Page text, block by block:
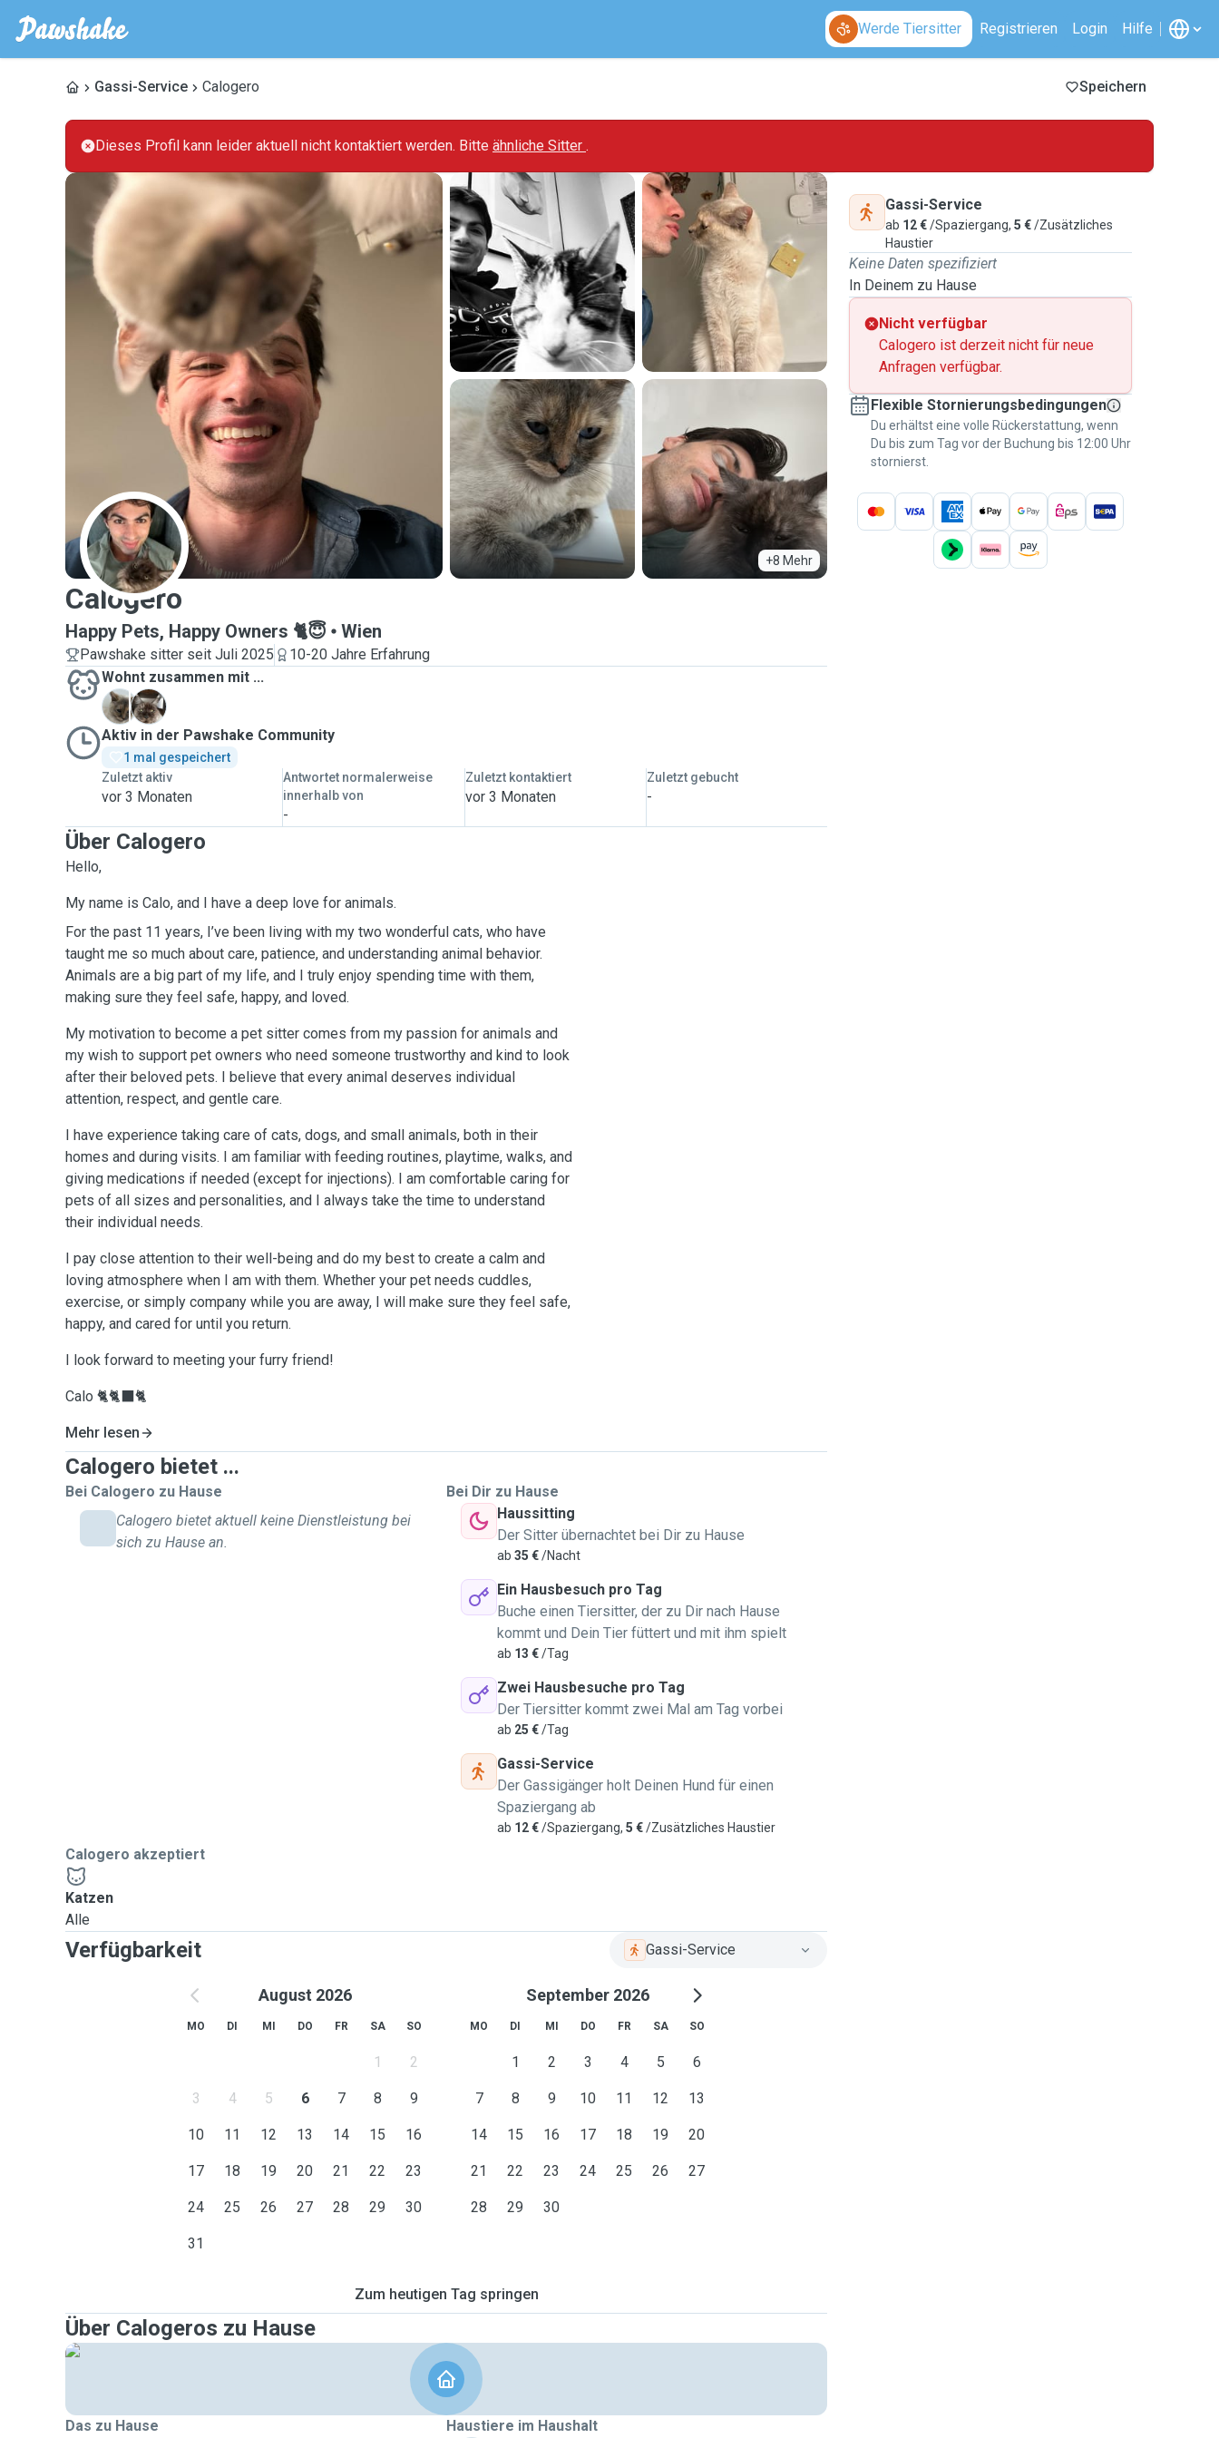
Werde Tiersitter Registrieren Login Hilfe
Gassi-Service Calogero Speichern
Dieses Profil kann leider aktuell nicht kontaktiert werden. Bitte ähnliche Sitter .
+8 Mehr
C
Calogero
Happy Pets, Happy Owners 🐈😇 Wien
Pawshake sitter seit Juli 2025
10-20 Jahre Erfahrung
Wohnt zusammen mit ...
B
Z
Aktiv in der Pawshake Community
1 mal gespeichert
Zuletzt aktiv
vor 3 Monaten
Antwortet normalerweise
innerhalb von
-
Zuletzt kontaktiert
vor 3 Monaten
Zuletzt gebucht
-
Über Calogero
Hello,
My name is Calo, and I have a deep love for animals.
For the past 11 years, I’ve been living with my two wonderful cats, who have
taught me so much about care, patience, and understanding animal behavior.
Animals are a big part of my life, and I truly enjoy spending time with them,
making sure they feel safe, happy, and loved.
My motivation to become a pet sitter comes from my passion for animals and
my wish to support pet owners who need someone trustworthy and kind to look
after their beloved pets. I believe that every animal deserves individual
attention, respect, and gentle care.
I have experience taking care of cats, dogs, and small animals, both in their
homes and during visits. I am familiar with feeding routines, playtime, walks, and
giving medications if needed (except for injections). I am comfortable caring for
pets of all sizes and personalities, and I always take the time to understand
their individual needs.
I pay close attention to their well-being and do my best to create a calm and
loving atmosphere when I am with them. Whether your pet needs cuddles,
exercise, or simply company while you are away, I will make sure they feel safe,
happy, and cared for until you return.
I look forward to meeting your furry friend!
Calo 🐈🐈‍⬛🐈
Mehr lesen
Calogero bietet ...
Bei Calogero zu Hause
Calogero bietet aktuell keine Dienstleistung bei
sich zu Hause an.
Bei Dir zu Hause
Haussitting
Der Sitter übernachtet bei Dir zu Hause
ab 35 €/Nacht
Ein Hausbesuch pro Tag
Buche einen Tiersitter, der zu Dir nach Hause
kommt und Dein Tier füttert und mit ihm spielt
ab 13 €/Tag
Zwei Hausbesuche pro Tag
Der Tiersitter kommt zwei Mal am Tag vorbei
ab 25 €/Tag
Gassi-Service
Der Gassigänger holt Deinen Hund für einen
Spaziergang ab
ab 12 €/Spaziergang, 5 €/Zusätzliches Haustier
Calogero akzeptiert
Katzen
Alle
Verfügbarkeit Gassi-Service
August 2026
MO DI MI DO FR SA SO
1 2
3 4 5 6 7 8 9
10 11 12 13 14 15 16
17 18 19 20 21 22 23
24 25 26 27 28 29 30
31
September 2026
MO DI MI DO FR SA SO
1 2 3 4 5 6
7 8 9 10 11 12 13
14 15 16 17 18 19 20
21 22 23 24 25 26 27
28 29 30
Zum heutigen Tag springen
Über Calogeros zu Hause
Das zu Hause Haustiere im Haushalt
Gassi-Service
ab 12 €/Spaziergang, 5 €/Zusätzliches
Haustier
Keine Daten spezifiziert
In Deinem zu Hause
Nicht verfügbar
Calogero ist derzeit nicht für neue
Anfragen verfügbar.
Flexible Stornierungsbedingungen
Du erhältst eine volle Rückerstattung, wenn
Du bis zum Tag vor der Buchung bis 12:00 Uhr
stornierst.